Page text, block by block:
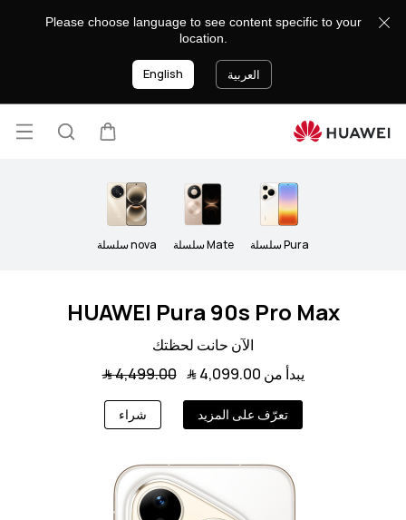
الذكية
Please choose language to see content specific to your
location.
العربية English
فتح
Pura سلسلة Mate سلسلة nova سلسلة
HUAWEI Pura 90s Pro Max
الآن حانت لحظتك
يبدأ من 4,099.00 ﷼
4,499.00 ﷼
تعرّف على المزيد شراء